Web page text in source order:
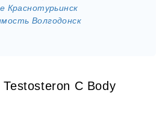
Краснотурьинск
Волгодонск
C Body